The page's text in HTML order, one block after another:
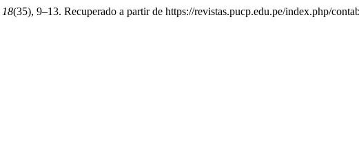
18(35), 9–13. Recuperado a partir de https://revistas.pucp.edu.pe/index.php/